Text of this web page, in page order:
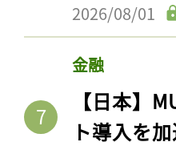
2026/08/01
金融
【日本】
ト導入を